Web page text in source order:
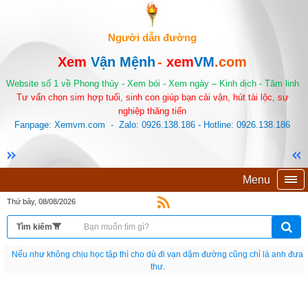
Người dẫn đường
Xem Vận Mệnh- xemVM.com
Website số 1 về Phong thủy - Xem bói - Xem ngày – Kinh dịch - Tâm linh
Tư vấn chọn sim hợp tuổi, sinh con giúp bạn cải vận, hút tài lộc, sự
nghiệp thăng tiến
Fanpage: Xemvm.com - Zalo: 0926.138.186 - Hotline: 0926.138.186
Menu
Thứ bảy, 08/08/2026
Nếu như không chịu học tập thì cho dù đi vạn dặm đường cũng chỉ là anh đưa
thư.